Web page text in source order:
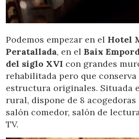
Podemos empezar en el Hotel
Peratallada, en el Baix
del siglo XVI con grandes
rehabilitada pero que
estructura originales. Situada
rural, dispone de 8 acogedoras
salón comedor, salón de
TV.